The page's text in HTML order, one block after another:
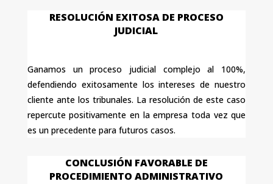
RESOLUCIÓN EXITOSA DE PROCESO
JUDICIAL
Ganamos un proceso judicial complejo al 100%,
defendiendo exitosamente los intereses de nuestro
cliente ante los tribunales. La resolución de este caso
repercute positivamente en la empresa toda vez que
es un precedente para futuros casos.
CONCLUSIÓN FAVORABLE DE
PROCEDIMIENTO ADMINISTRATIVO